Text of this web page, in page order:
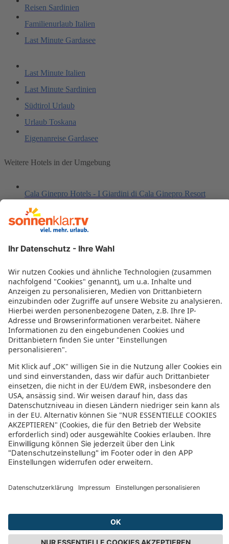
Reisen Sardinien
Familienurlaub Italien
Last Minute Gardasee
Last Minute Italien
Last Minute Sardinien
Südtirol Urlaub
Urlaub Toskana
Eigenanreise Gardasee
Weitere Hotels in der Umgebung
Cala Ginepro Hotels - I Giardini di Cala Ginepro Resort
Borgo Smeraldo Hotel
Abi d'Oru
City Garden Guest House
Le Dimore del Sole
Relais del Porto - B&B
Eden Village Altura
Hotel Residence La Baia
Il Melo Residence
Hotel For You
La Reggia Di Nausicaa
Funtana Noa
Flora
Budoni Sweet Home